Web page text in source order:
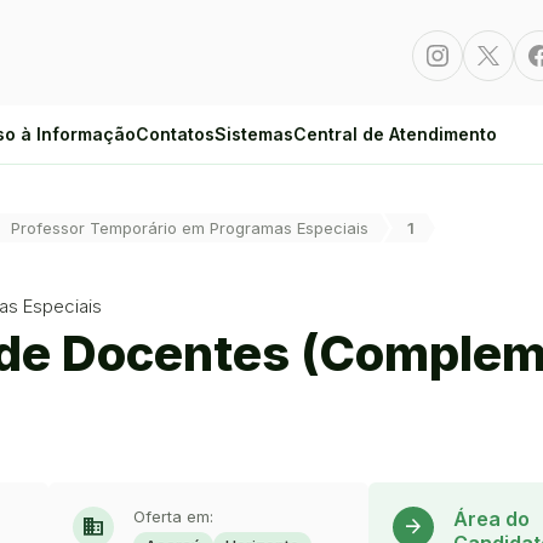
Instagram
à InformaçãoContatosSistemasCentral de Atendimento
Professor Temporário em Programas Especiais 1
Especiais
Docentes
domain
Oferta em:
arrow_forward
Área do